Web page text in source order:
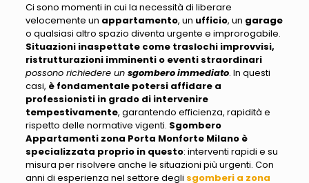
Ci sono momenti in cui la necessità di liberare
velocemente un appartamento, un ufficio, un garage
o qualsiasi altro spazio diventa urgente e improrogabile.
Situazioni inaspettate come traslochi improvvisi,
ristrutturazioni imminenti o eventi straordinari
possono richiedere un sgombero immediato. In questi
casi, è fondamentale potersi affidare a
professionisti in grado di intervenire
tempestivamente, garantendo efficienza, rapidità e
rispetto delle normative vigenti. Sgombero
Appartamenti zona Porta Monforte Milano è
specializzata proprio in questo: interventi rapidi e su
misura per risolvere anche le situazioni più urgenti. Con
anni di esperienza nel settore degli sgomberi a zona